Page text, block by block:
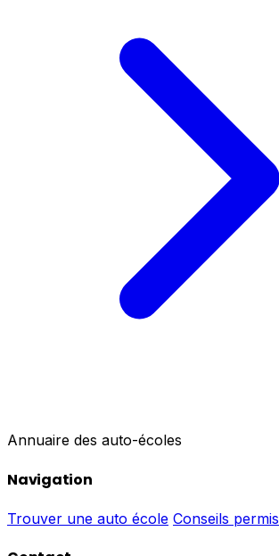
Annuaire des auto-écoles
Navigation
Trouver une auto école Conseils permis